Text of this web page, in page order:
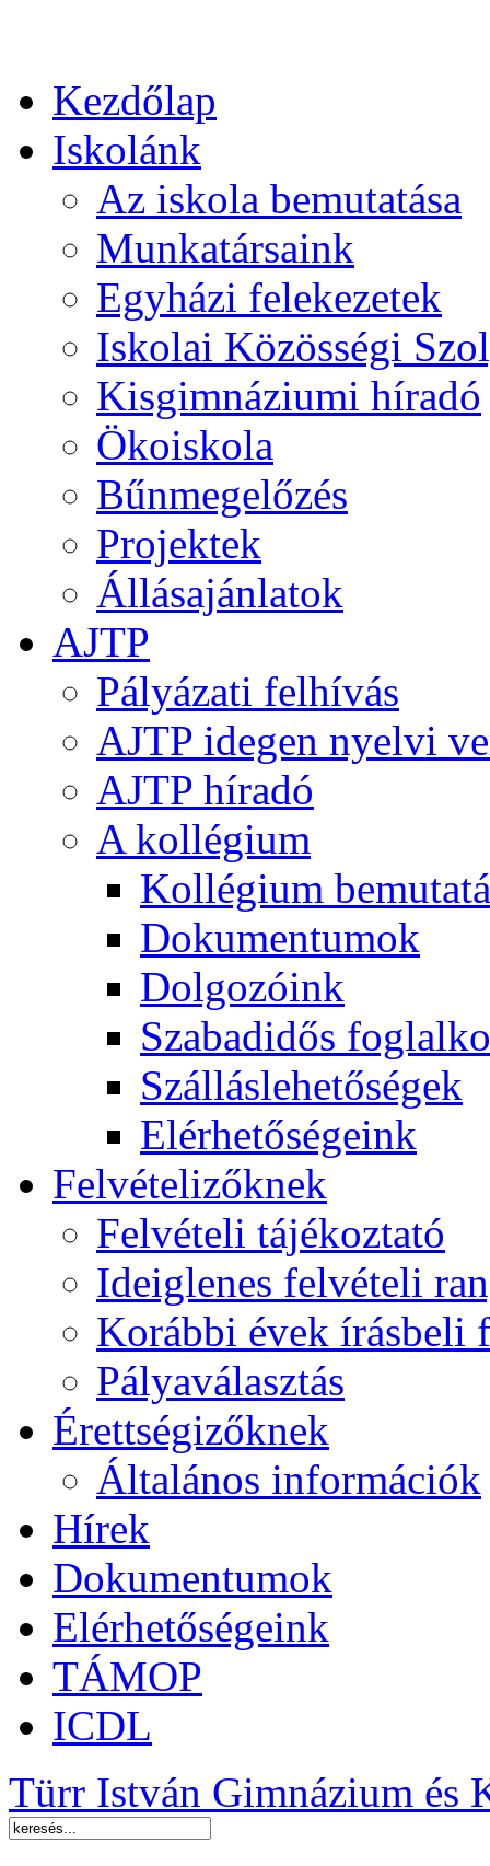
Kezdőlap
Iskolánk
Az iskola bemutatása
Munkatársaink
Egyházi felekezetek
Iskolai Közösségi
Kisgimnáziumi híradó
Ökoiskola
Bűnmegelőzés
Projektek
Állásajánlatok
AJTP
Pályázati felhívás
AJTP idegen nyelvi
AJTP híradó
A kollégium
Kollégium
Dokumentumok
Dolgozóink
Szabadidős
Szálláslehetőségek
Elérhetőségeink
Felvételizőknek
Felvételi tájékoztató
Ideiglenes felvételi
Korábbi évek írásbeli
Pályaválasztás
Érettségizőknek
Általános információk
Hírek
Dokumentumok
Elérhetőségeink
TÁMOP
ICDL
Türr István Gimnázium és